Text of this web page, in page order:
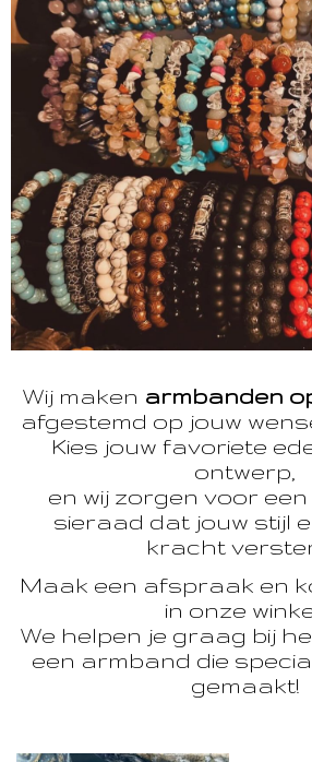
Wij maken armbanden
afgestemd op jouw
Kies jouw favoriete
ontwerp,
en wij zorgen voor
sieraad dat jouw stijl
kracht
Maak een afspraak en
in onze
We helpen je graag bij
een armband die
gemaakt!